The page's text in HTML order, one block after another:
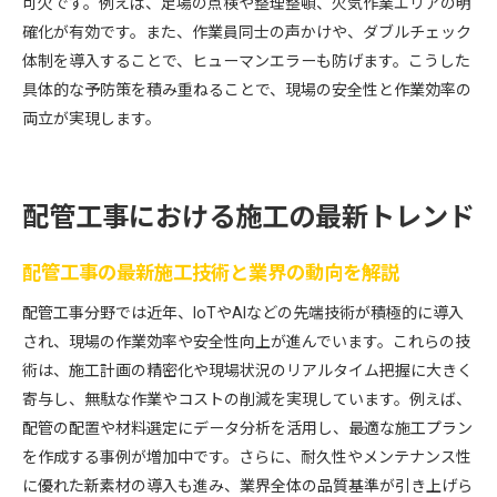
確化が有効です。また、作業員同士の声かけや、ダブルチェック
体制を導入することで、ヒューマンエラーも防げます。こうした
具体的な予防策を積み重ねることで、現場の安全性と作業効率の
両立が実現します。
配管工事における施工の最新トレンド
配管工事の最新施工技術と業界の動向を解説
配管工事分野では近年、IoTやAIなどの先端技術が積極的に導入
され、現場の作業効率や安全性向上が進んでいます。これらの技
術は、施工計画の精密化や現場状況のリアルタイム把握に大きく
寄与し、無駄な作業やコストの削減を実現しています。例えば、
配管の配置や材料選定にデータ分析を活用し、最適な施工プラン
を作成する事例が増加中です。さらに、耐久性やメンテナンス性
に優れた新素材の導入も進み、業界全体の品質基準が引き上げら